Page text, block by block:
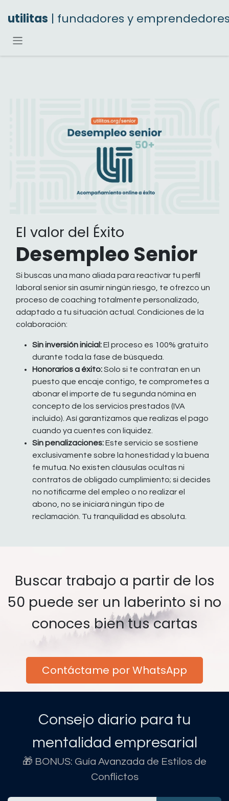
utilitas | fundadores y
El valor del Éxito
Desempleo Senior
Si buscas una mano aliada para reactivar tu perfil
laboral senior sin asumir ningún riesgo, te ofrezco un
proceso de coaching totalmente personalizado,
adaptado a tu situación actual. Condiciones de la
colaboración:
Sin inversión inicial:El proceso es 100% gratuito
durante toda la fase de búsqueda.
Honorarios a éxito:Solo si te contratan en un
puesto que encaje contigo, te comprometes a
abonar el importe de tu segunda nómina en
concepto de los servicios prestados (IVA
incluido). Así garantizamos que realizas el pago
cuando ya cuentes con liquidez.
Sin penalizaciones:Este servicio se sostiene
exclusivamente sobre la honestidad y la buena
fe mutua. No existen cláusulas ocultas ni
contratos de obligado cumplimiento; si decides
no notificarme del empleo o no realizar el
abono, no se iniciará ningún tipo de
reclamación. Tu tranquilidad es absoluta.
Buscar trabajo a partir de los
50 puede ser un laberinto si no
conoces bien tus cartas
Contáctame por WhatsApp
Consejo diario para tu
mentalidad empresarial
🎁 BONUS: Guía Avanzada de Estilos de
Conflictos